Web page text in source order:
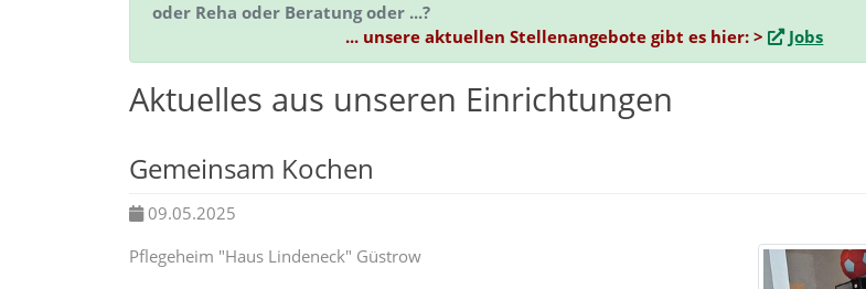
oder Reha oder Beratung oder ...?
... unsere aktuellen Stellenangebote gibt es hier: >
Jobs
Aktuelles aus unseren Einrichtungen
Gemeinsam Kochen
09.05.2025
Pflegeheim "Haus Lindeneck" Güstrow